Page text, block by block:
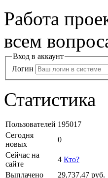
Работа
всем
Вход в аккаунт
Логин
Статистика
Пользователей 195017
Сегодня
новых
0
Сейчас на
сайте
4 Кто?
Выплачено
29,737.47 руб.